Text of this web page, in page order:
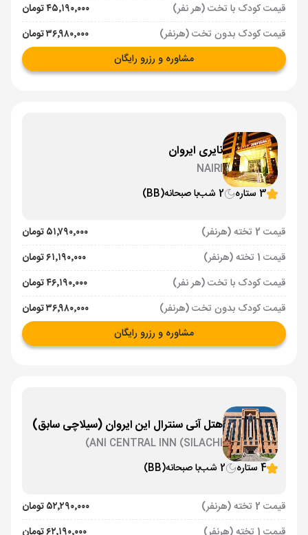
قیمت کودک با تخت (هر نفر)
۴۵٬۱۹۰٬۰۰۰ تومان
قیمت کودک بدون تخت (هرنفر)
۳۶٬۹۸۰٬۰۰۰ تومان
مشاوره و رزرو رایگان
نایری ایروان
NAIRI
3 ستاره
2 شب با صبحانه(BB)
قیمت 2 تخته (هرنفر)
۵۱٬۷۹۰٬۰۰۰ تومان
قیمت 1 تخته (هرنفر)
۶۱٬۱۹۰٬۰۰۰ تومان
قیمت کودک با تخت (هر نفر)
۴۶٬۱۹۰٬۰۰۰ تومان
قیمت کودک بدون تخت (هرنفر)
۳۶٬۹۸۰٬۰۰۰ تومان
مشاوره و رزرو رایگان
هتل آنی سنترال این ایروان (سیلاچی سابق)
ANI CENTRAL INN (SILACHI)
4 ستاره
2 شب با صبحانه(BB)
قیمت 2 تخته (هرنفر)
۵۲٬۲۹۰٬۰۰۰ تومان